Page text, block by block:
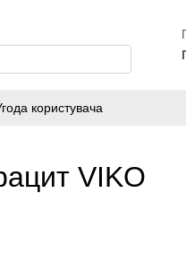
користувача
VIKO